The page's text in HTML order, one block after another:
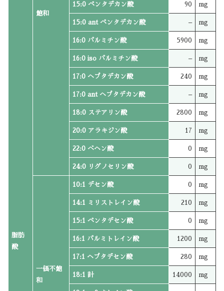
脂肪
酸
飽和
15:0 ペンタデカン酸 90 mg
15:0 ant ペンタデカン酸 – mg
16:0 パルミチン酸 5900 mg
16:0 iso パルミチン酸 – mg
17:0 ヘプタデカン酸 240 mg
17:0 ant ヘプタデカン酸 – mg
18:0 ステアリン酸 2800 mg
20:0 アラキジン酸 17 mg
22:0 ベヘン酸 0 mg
24:0 リグノセリン酸 0 mg
一価不飽
和
10:1 デセン酸 0 mg
14:1 ミリストレイン酸 210 mg
15:1 ペンタデセン酸 0 mg
16:1 パルミトレイン酸 1200 mg
17:1 ヘプタデセン酸 280 mg
18:1 計 14000 mg